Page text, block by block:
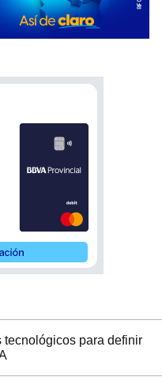
para definir